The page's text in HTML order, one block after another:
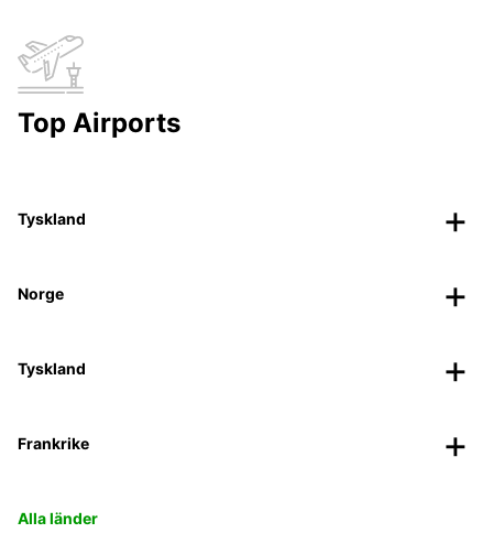
Top Airports
Tyskland
Norge
Tyskland
Frankrike
Alla länder